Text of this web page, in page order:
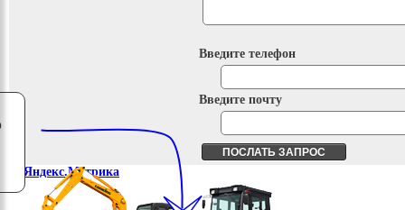
Введите телефон
Введите почту